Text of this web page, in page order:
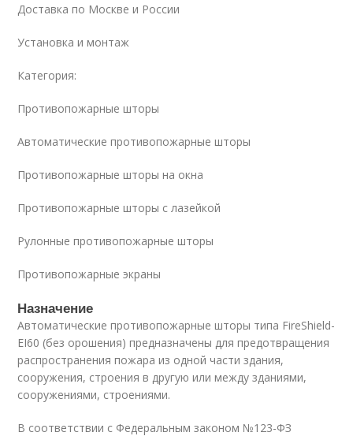
Доставка по Москве и России
Установка и монтаж
Категория:
Противопожарные шторы
Автоматические противопожарные шторы
Противопожарные шторы на окна
Противопожарные шторы с лазейкой
Рулонные противопожарные шторы
Противопожарные экраны
Назначение
Автоматические противопожарные шторы типа FireShield-
EI60 (без орошения) предназначены для предотвращения
распространения пожара из одной части здания,
сооружения, строения в другую или между зданиями,
сооружениями, строениями.
В соответствии с Федеральным законом №123-ФЗ